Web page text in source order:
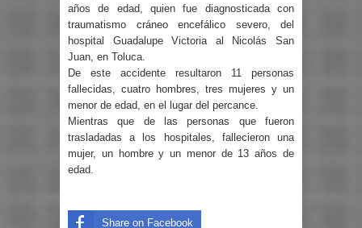
años de edad, quien fue diagnosticada con
traumatismo cráneo encefálico severo, del
hospital Guadalupe Victoria al Nicolás San
Juan, en Toluca.
De este accidente resultaron 11 personas
fallecidas, cuatro hombres, tres mujeres y un
menor de edad, en el lugar del percance.
Mientras que de las personas que fueron
trasladadas a los hospitales, fallecieron una
mujer, un hombre y un menor de 13 años de
edad.
Share on Facebook